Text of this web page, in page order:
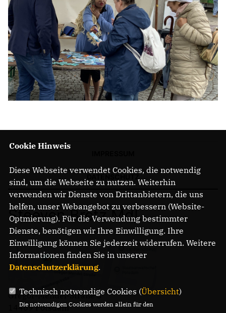
Steeven Bretz MdL
Gregor-Mendel-Straße 3
14469 Potsdam
Cookie Hinweis
Diese Webseite verwendet Cookies, die notwendig
sind, um die Webseite zu nutzen. Weiterhin
verwenden wir Dienste von Drittanbietern, die uns
helfen, unser Webangebot zu verbessern (Website-
Optmierung). Für die Verwendung bestimmter
Dienste, benötigen wir Ihre Einwilligung. Ihre
Einwilligung können Sie jederzeit widerrufen. Weitere
Informationen finden Sie in unserer
Datenschutzerklärung.
Technisch notwendige Cookies (Übersicht)
Die notwendigen Cookies werden allein für den